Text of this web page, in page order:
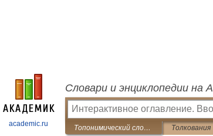
academic.ru
Словари и энциклопедии на
Топонимический словарь Толкования